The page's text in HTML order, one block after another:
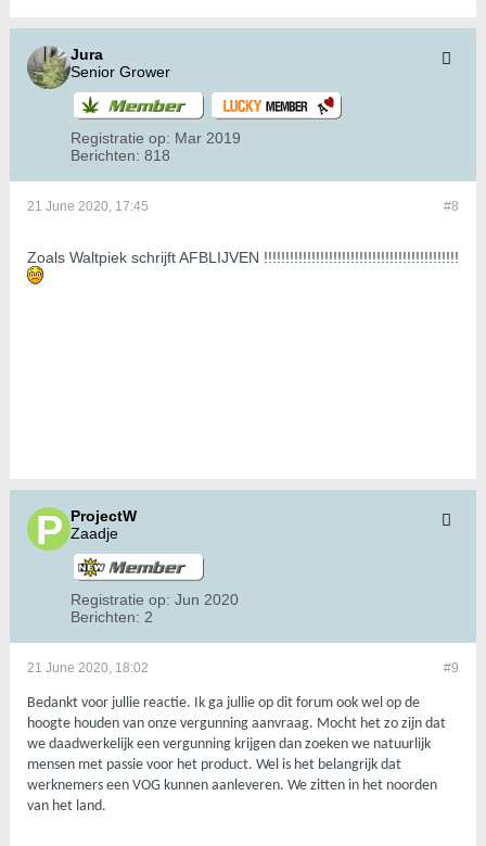
Jura
Senior Grower
Registratie op: Mar 2019
Berichten: 818
#8
21 June 2020, 17:45
Zoals Waltpiek schrijft AFBLIJVEN !!!!!!!!!!!!!!!!!!!!!!!!!!!!!!!!!!!!!!!!!!!!!
ProjectW
Zaadje
Registratie op: Jun 2020
Berichten: 2
#9
21 June 2020, 18:02
Bedankt voor jullie reactie. Ik ga jullie op dit forum ook wel op de
hoogte houden van onze vergunning aanvraag. Mocht het zo zijn dat
we daadwerkelijk een vergunning krijgen dan zoeken we natuurlijk
mensen met passie voor het product. Wel is het belangrijk dat
werknemers een VOG kunnen aanleveren. We zitten in het noorden
van het land.